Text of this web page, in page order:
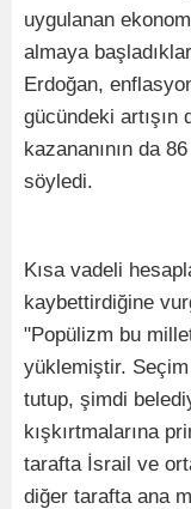
uygulanan
almaya
Erdoğan,
gücündeki
kazananının da
söyledi.
Kısa vadeli
kaybettirdiğine
"Popülizm bu
yüklemiştir. Seçim
tutup, şimdi
kışkırtmalarına
tarafta İsrail ve
diğer tarafta ana